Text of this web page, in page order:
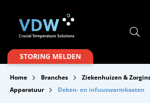
Producten
Branches
Merken
STORING MELDEN
Home Branches
Ziekenhuizen &
Apparatuur
Deken- en infuuswarmkasten